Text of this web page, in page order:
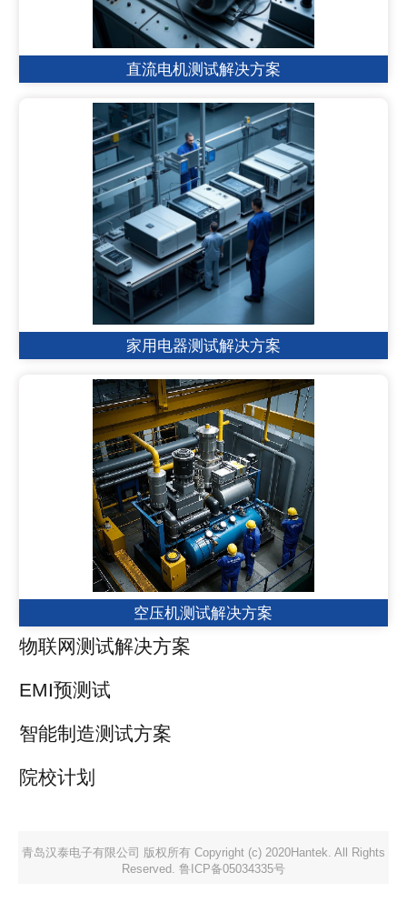
直流电机测试解决方案
家用电器测试解决方案
空压机测试解决方案
物联网测试解决方案
EMI预测试
智能制造测试方案
院校计划
青岛汉泰电子有限公司 版权所有 Copyright (c) 2020Hantek. All Rights
Reserved. 鲁ICP备05034335号